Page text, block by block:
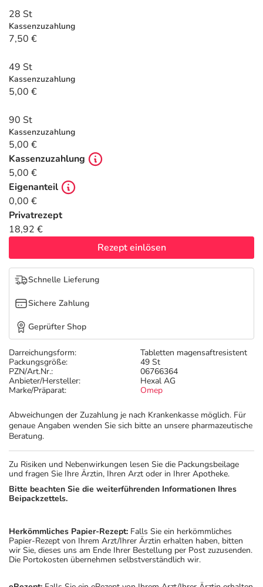
Tierapotheke
Vitamine & Mineralstoffe
Salus Deals
Darreichungsform:
Tabletten magensaftresistent
Packungsgröße:
49 St
PZN/Art.Nr.:
06766364
Anbieter/Hersteller:
Hexal AG
Marke/Präparat:
Omep
Abweichungen der Zuzahlung je nach Krankenkasse möglich. Für
genaue Angaben wenden Sie sich bitte an unsere pharmazeutische
Beratung.
28 St
Kassenzuzahlung
7,50 €
49 St
Kassenzuzahlung
5,00 €
90 St
Kassenzuzahlung
5,00 €
Kassenzuzahlung
5,00 €
Eigenanteil
0,00 €
Privatrezept
18,92 €
Rezept einlösen
Schnelle Lieferung
Sichere Zahlung
Geprüfter Shop
Zu Risiken und Nebenwirkungen lesen Sie die Packungsbeilage
und fragen Sie Ihre Ärztin, Ihren Arzt oder in Ihrer Apotheke.
Bitte beachten Sie die weiterführenden Informationen Ihres
Beipackzettels.
Herkömmliches Papier-Rezept: Falls Sie ein herkömmliches
Papier-Rezept von Ihrem Arzt/Ihrer Ärztin erhalten haben, bitten
wir Sie, dieses uns am Ende Ihrer Bestellung per Post zuzusenden.
Die Portokosten übernehmen selbstverständlich wir.